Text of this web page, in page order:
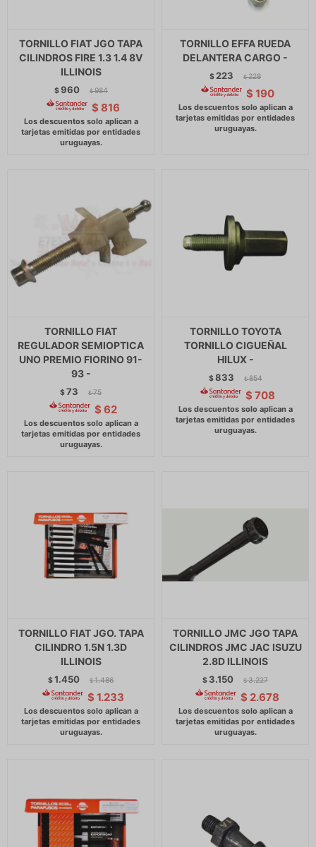
TORNILLO FIAT JGO TAPA
CILINDROS FIRE 1.3 1.4 8V
ILLINOIS
$960 $ 984
$ 816
TORNILLO EFFA RUEDA
DELANTERA CARGO -
$ 223 $ 228
$ 190
TORNILLO FIAT
REGULADOR SEMIOPTICA
UNO PREMIO FIORINO 91-
93 -
$73 $ 75
$ 62
TORNILLO TOYOTA
TORNILLO CIGUEÑAL
HILUX -
$833 $ 854
$ 708
TORNILLO FIAT JGO. TAPA
CILINDRO 1.5N 1.3D
ILLINOIS
$1.450 $ 1.486
$ 1.233
TORNILLO JMC JGO TAPA
CILINDROS JMC JAC ISUZU
2.8D ILLINOIS
$ 3.150 $ 3.227
$ 2.678